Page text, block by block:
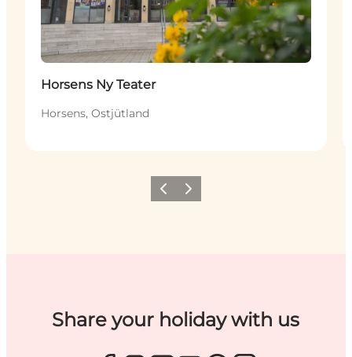
Horsens Ny Teater
Horsens, Ostjütland
ZurückWeiter
Share your holiday with us